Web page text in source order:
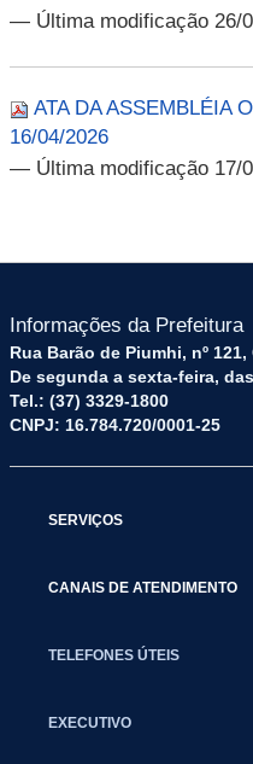
— Última modificação 26/
ATA DA ASSEMBLÉIA
16/04/2026
— Última modificação 17/
Informações da Prefeitura
Rua Barão de Piumhi, nº
De segunda a sexta-feira,
Tel.: (37) 3329-1800
CNPJ: 16.784.720/0001-25
SERVIÇOS
CANAIS DE ATENDIMENTO
TELEFONES ÚTEIS
EXECUTIVO